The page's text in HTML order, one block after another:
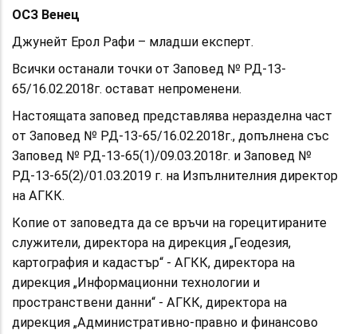
ОСЗ Венец
Джунейт Ерол Рафи – младши експерт.
Всички останали точки от Заповед № РД-13-
65/16.02.2018г. остават непроменени.
Настоящата заповед представлява неразделна част
от Заповед № РД-13-65/16.02.2018г., допълнена със
Заповед № РД-13-65(1)/09.03.2018г. и Заповед №
РД-13-65(2)/01.03.2019 г. на Изпълнителния директор
на АГКК.
Копие от заповедта да се връчи на горецитираните
служители, директора на дирекция „Геодезия,
картография и кадастър“ - АГКК, директора на
дирекция „Информационни технологии и
пространствени данни“ - АГКК, директора на
дирекция „Административно-правно и финансово